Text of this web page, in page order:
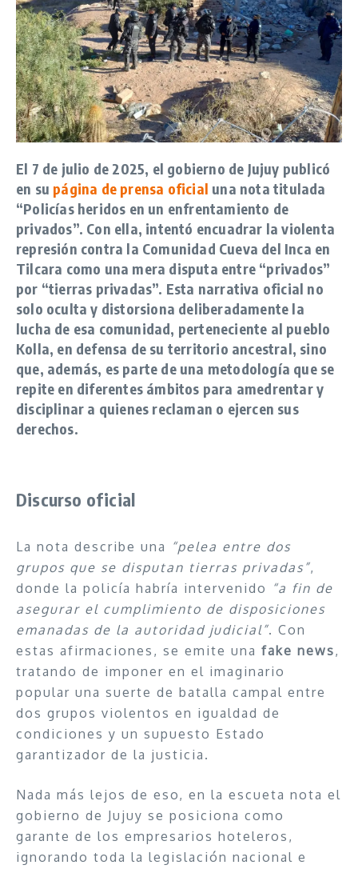
El 7 de julio de 2025, el gobierno de Jujuy publicó
en su página de prensa oficial una nota titulada
“Policías heridos en un enfrentamiento de
privados”. Con ella, intentó encuadrar la violenta
represión contra la Comunidad Cueva del Inca en
Tilcara como una mera disputa entre “privados”
por “tierras privadas”. Esta narrativa oficial no
solo oculta y distorsiona deliberadamente la
lucha de esa comunidad, perteneciente al pueblo
Kolla, en defensa de su territorio ancestral, sino
que, además, es parte de una metodología que se
repite en diferentes ámbitos para amedrentar y
disciplinar a quienes reclaman o ejercen sus
derechos.
Discurso oficial
La nota describe una “pelea entre dos
grupos que se disputan tierras privadas”,
donde la policía habría intervenido “a fin de
asegurar el cumplimiento de disposiciones
emanadas de la autoridad judicial”. Con
estas afirmaciones, se emite una fake news,
tratando de imponer en el imaginario
popular una suerte de batalla campal entre
dos grupos violentos en igualdad de
condiciones y un supuesto Estado
garantizador de la justicia.
Nada más lejos de eso, en la escueta nota el
gobierno de Jujuy se posiciona como
garante de los empresarios hoteleros,
ignorando toda la legislación nacional e